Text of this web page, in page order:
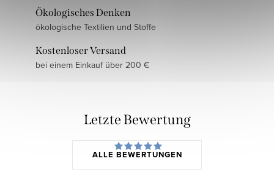
Ökologisches Denken
ökologische Textilien und Stoffe
Kostenloser Versand
bei einem Einkauf über 200 €
Letzte Bewertung
ALLE BEWERTUNGEN